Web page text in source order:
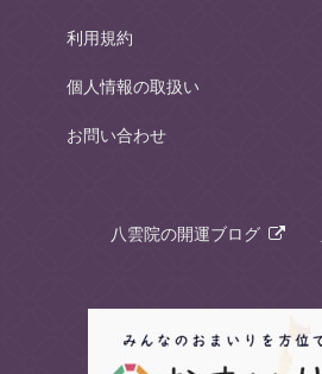
利用規約
個人情報の取扱い
お問い合わせ
八雲院の開運ブログ